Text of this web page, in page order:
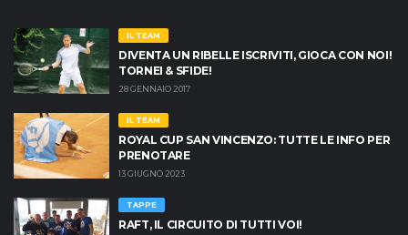
IL TEAM
DIVENTA UN RIBELLE ISCRIVITI, GIOCA CON NOI!
TORNEI & SFIDE!
28 GENNAIO 2017
IL TEAM
ROYAL CUP SAN VINCENZO: TUTTE LE INFO PER
PRENOTARE
13 GIUGNO 2023
TAPPE
RAFT, IL CIRCUITO DI TUTTI VOI!